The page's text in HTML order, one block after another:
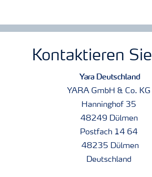
Kontaktieren
Yara Deutschland
YARA GmbH & Co. KG
Hanninghof 35
48249 Dülmen
Postfach 14 64
48235 Dülmen
Deutschland